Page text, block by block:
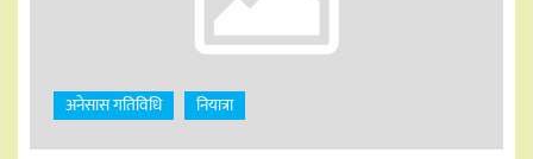
अनेसास गतिविधि नियात्रा